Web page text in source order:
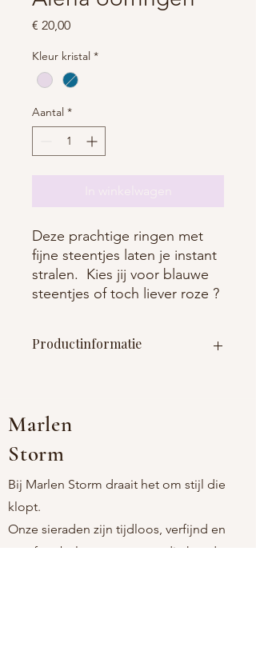
€ 20,00Prijs
Kleur kristal *
Aantal *
Deze prachtige ringen met
fijne steentjes laten je instant
stralen. Kies jij voor blauwe
steentjes of toch liever roze ?
Productinformatie
Afmetingen : diameter 34mm
Marlen
Storm
Bij Marlen Storm draait het om stijl die
klopt.
Onze sieraden zijn tijdloos, verfijnd en
comfortabel, voor vrouwen die houden